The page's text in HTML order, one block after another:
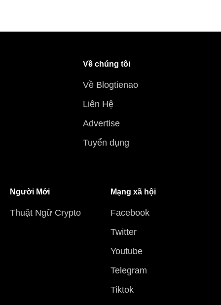
Về chúng tôi
Về Blogtienao
Liên Hệ
Advertise
Tuyển dụng
Người Mới
Thuật Ngữ Crypto
Mạng xã hội
Facebook
Twitter
Youtube
Telegram
Tiktok